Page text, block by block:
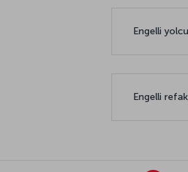
Engelli
Engelli